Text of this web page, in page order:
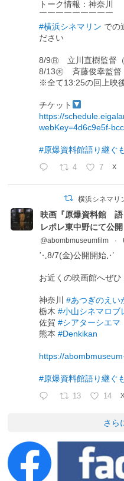
トーク情報：神奈川
￣￣￣￣￣￣￣￣￣
#横浜シネマリン での
ださい
8/9㊐ 立川直樹監督（
8/13㊍ 斉藤俊幸監督
※全て13:25の回上映
チケット
https://
webKey=4d6c9e5f-
#原爆資料館語り継ぐ
4 7 X
横浜シネマリ
映画『原爆資料館 語
レポレ東中野にて公開
@abombmuseumfilm ·
⋱8/7(金)公開開始⋰
お近くの映画館へぜひ
神奈川#あつぎのえい
栃木#小山シネマロブ
佐賀#シアターシエマ
熊本#Denkikan
https://
#原爆資料館語り継ぐ
13 14 X
さら